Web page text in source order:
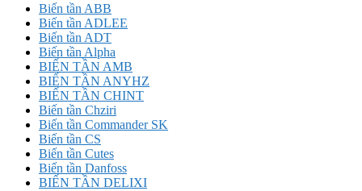
Biến tần ABB
Biến tần ADLEE
Biến tần ADT
Biến tần Alpha
BIẾN TẦN AMB
BIẾN TẦN ANYHZ
BIẾN TẦN CHINT
Biến tần Chziri
Biến tần Commander SK
Biến tần CS
Biến tần Cutes
Biến tần Danfoss
BIẾN TẦN DELIXI